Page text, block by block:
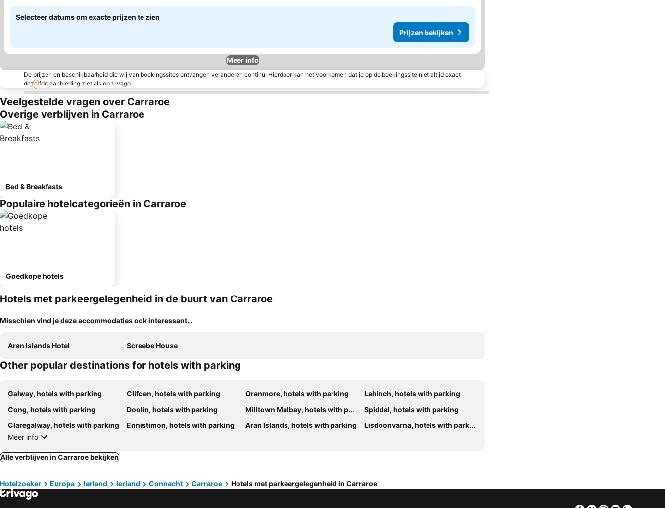
Selecteer datums om exacte prijzen te zien
Prijzen bekijken
Meer info
De prijzen en beschikbaarheid die wij van boekingssites ontvangen veranderen continu. Hierdoor kan het voorkomen dat je op de boekingssite niet altijd exact
dezelfde aanbieding ziet als op trivago.
Veelgestelde vragen over Carraroe
Overige verblijven in Carraroe
Bed & Breakfasts
Populaire hotelcategorieën in Carraroe
Goedkope hotels
Hotels met parkeergelegenheid in de buurt van Carraroe
Misschien vind je deze accommodaties ook interessant…
Aran Islands Hotel Screebe House
Other popular destinations for hotels with parking
Galway, hotels with parking Clifden, hotels with parking Oranmore, hotels with parking
Lahinch, hotels with parking
Cong, hotels with parking
Doolin, hotels with parking Milltown Malbay, hotels with parking
Spiddal, hotels with parking
Claregalway, hotels with parking
Ennistimon, hotels with parking Aran Islands, hotels with parking
Lisdoonvarna, hotels with parking
Meer info
Alle verblijven in Carraroe bekijken
Hotelzoeker Europa Ierland Ierland Connacht Carraroe Hotels met parkeergelegenheid in Carraroe